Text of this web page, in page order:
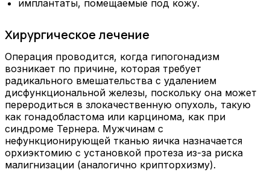
имплантаты, помещаемые под кожу.
Хирургическое лечение
Операция проводится, когда гипогонадизм
возникает по причине, которая требует
радикального вмешательства с удалением
дисфункциональной железы, поскольку она может
переродиться в злокачественную опухоль, такую ​​
как гонадобластома или карцинома, как при
синдроме Тернера. Мужчинам с
нефункционирующей тканью яичка назначается
орхиэктомию с установкой протеза из-за риска
малигнизации (аналогично крипторхизму).